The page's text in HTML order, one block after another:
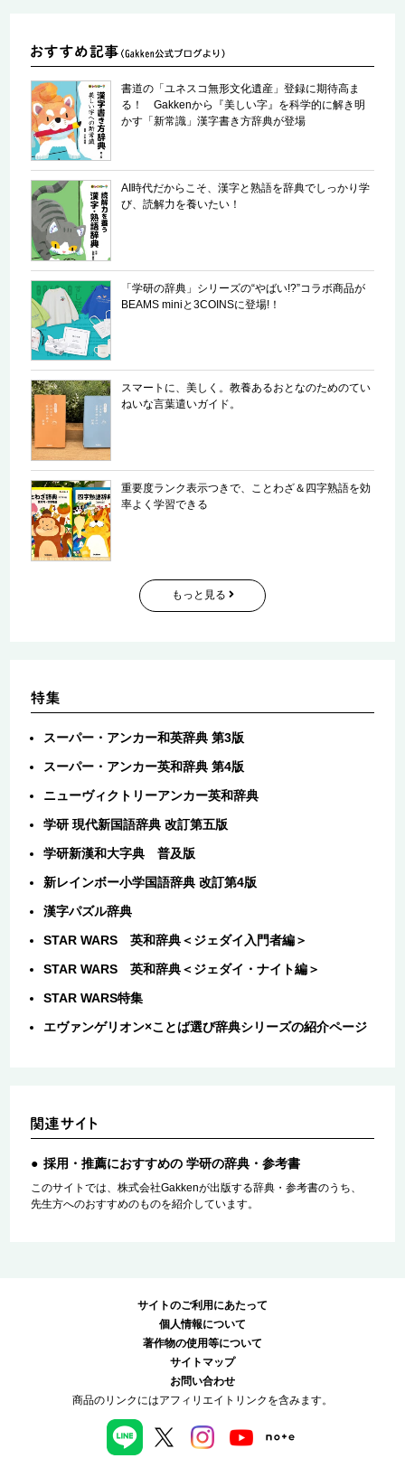
書道の「ユネスコ無形文化遺産」登録に期待高ま
る！ Gakkenから『美しい字』を科学的に解き明
かす「新常識」漢字書き方辞典が登場
AI時代だからこそ、漢字と熟語を辞典でしっかり学
び、読解力を養いたい！
「学研の辞典」シリーズの“やばい!?”コラボ商品が
BEAMS miniと3COINSに登場!！
スマートに、美しく。教養あるおとなのためのてい
ねいな言葉遣いガイド。
重要度ランク表示つきで、ことわざ＆四字熟語を効
率よく学習できる
もっと見る
スーパー・アンカー和英辞典 第3版
スーパー・アンカー英和辞典 第4版
ニューヴィクトリーアンカー英和辞典
学研 現代新国語辞典 改訂第五版
学研新漢和大字典 普及版
新レインボー小学国語辞典 改訂第4版
漢字パズル辞典
STAR WARS 英和辞典＜ジェダイ入門者編＞
STAR WARS 英和辞典＜ジェダイ・ナイト編＞
STAR WARS特集
エヴァンゲリオン×ことば選び辞典シリーズの紹介ページ
採用・推薦におすすめの 学研の辞典・参考書
このサイトでは、株式会社Gakkenが出版する辞典・参考書のうち、
先生方へのおすすめのものを紹介しています。
サイトのご利用にあたって
個人情報について
著作物の使用等について
サイトマップ
お問い合わせ
商品のリンクにはアフィリエイトリンクを含みます。